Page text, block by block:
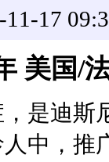
17
美国/
是迪斯
中，推